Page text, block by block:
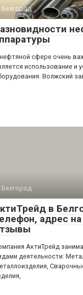
Белгород
сфере очень
использование и
Волжский
Белгород
в
адрес на
АктиТрейд
деятельности: